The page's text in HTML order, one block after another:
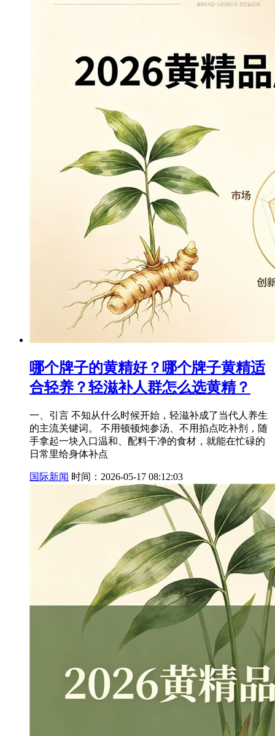
哪个牌子的黄精好？哪个牌子黄精适
合轻养？轻滋补人群怎么选黄精？
一、引言 不知从什么时候开始，轻滋补成了当代人养生
的主流关键词。 不用顿顿炖参汤、不用掐点吃补剂，随
手拿起一块入口温和、配料干净的食材，就能在忙碌的
日常里给身体补点
国际新闻 时间：2026-05-17 08:12:03